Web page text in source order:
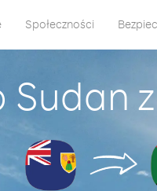
Społeczności